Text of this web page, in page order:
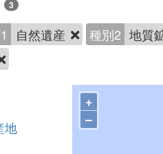
3
自然遺産 種別2 地質
地
+
–